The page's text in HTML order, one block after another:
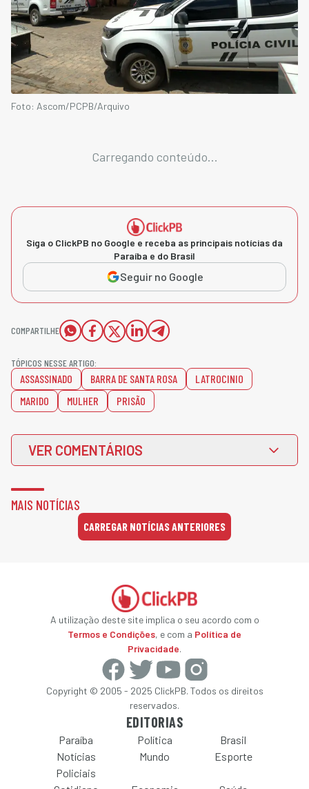
Foto: Ascom/PCPB/Arquivo
Carregando conteúdo...
Siga o ClickPB no Google e receba as principais notícias da
Paraíba e do Brasil
Seguir no Google
COMPARTILHE
TÓPICOS NESSE ARTIGO:
ASSASSINADO BARRA DE SANTA ROSA
LATROCINIO
MARIDO
MULHER PRISÃO
VER COMENTÁRIOS
MAIS NOTÍCIAS
CARREGAR NOTÍCIAS ANTERIORES
A utilização deste site implica o seu acordo com o
Termos e Condições, e com a Política de
Privacidade.
Copyright © 2005 - 2025 ClickPB. Todos os direitos
reservados.
EDITORIAS
Paraíba Política
Brasil
Notícias
Policiais
Mundo Esporte